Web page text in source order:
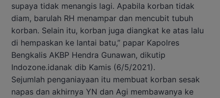
supaya tidak menangis lagi. Apabila korban tidak
diam, barulah RH menampar dan mencubit tubuh
korban. Selain itu, korban juga diangkat ke atas lalu
di hempaskan ke lantai batu,” papar Kapolres
Bengkalis AKBP Hendra Gunawan, dikutip
Indozone.idanak dib Kamis (6/5/2021).
Sejumlah penganiayaan itu membuat korban sesak
napas dan akhirnya YN dan Agi membawanya ke